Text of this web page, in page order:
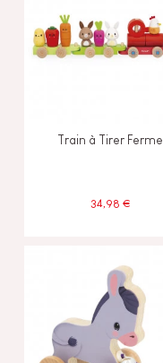
Train à Tirer Ferme
34,98 €